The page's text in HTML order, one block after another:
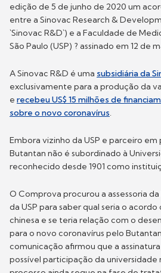
edição de 5 de junho de 2020 um
entre a Sinovac Research &
`Sinovac R&D`) e a Faculdade de
São Paulo (USP) ? assinado em 12 de
A Sinovac R&D é uma subsidiária da
exclusivamente para a produção da
e recebeu US$ 15 milhões de
sobre o novo coronavírus
Embora vizinho da USP e parceiro em
Butantan não é subordinado à
reconhecido desde 1901 como
O Comprova procurou a assessoria
da USP para saber qual seria o
chinesa e se teria relação com o
para o novo coronavírus pelo
comunicação afirmou que a
possível participação da universidade